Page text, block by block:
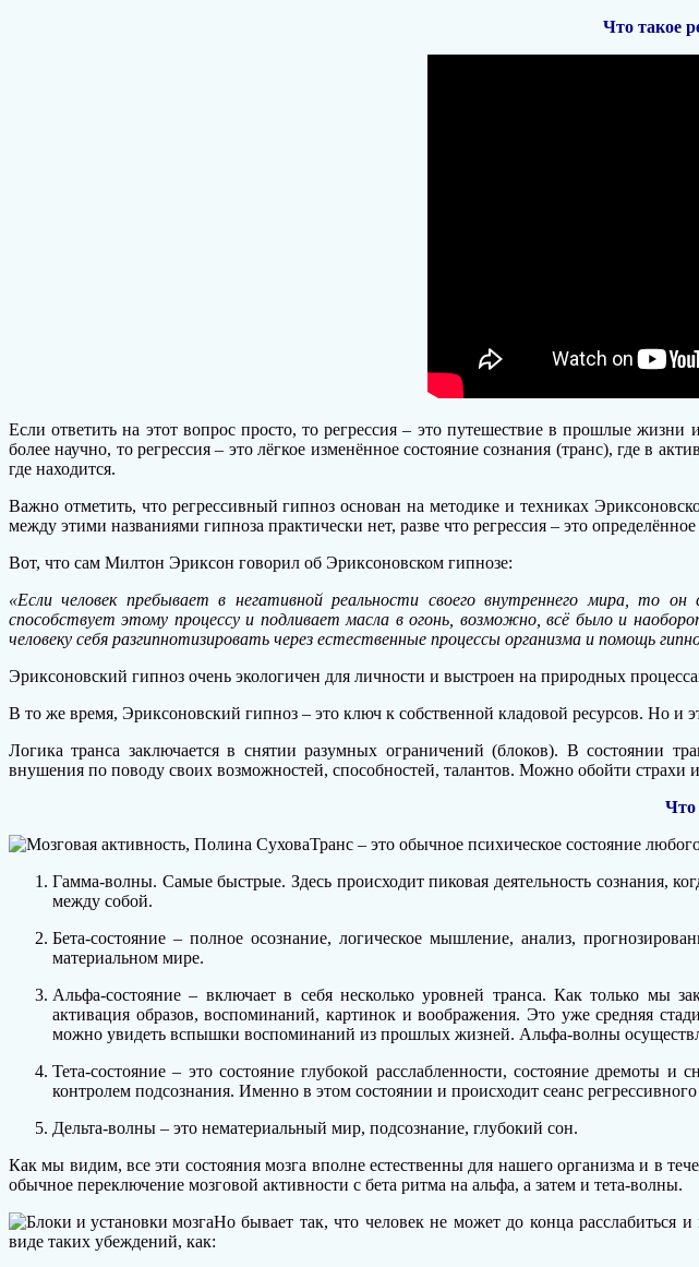
Что такое
Если ответить на этот вопрос просто, то регрессия – это путешествие в прошлые
более научно, то регрессия – это лёгкое изменённое состояние сознания (транс), где в
где находится.
Важно отметить, что регрессивный гипноз основан на методике и техниках
между этими названиями гипноза практически нет, разве что регрессия – это
Вот, что сам Милтон Эриксон говорил об Эриксоновском гипнозе:
«Если человек пребывает в негативной реальности своего внутреннего мира, то
способствует этому процессу и подливает масла в огонь, возможно, всё было и
человеку себя разгипнотизировать через естественные процессы организма и помощь
Эриксоновский гипноз очень экологичен для личности и выстроен на природных
В то же время, Эриксоновский гипноз – это ключ к собственной кладовой ресурсов. Но и
Логика транса заключается в снятии разумных ограничений (блоков). В состоянии
внушения по поводу своих возможностей, способностей, талантов. Можно обойти страхи
Что
Транс – это обычное психическое состояние
Гамма-волны. Самые быстрые. Здесь происходит пиковая деятельность сознания,
между собой.
Бета-состояние – полное осознание, логическое мышление, анализ,
материальном мире.
Альфа-состояние – включает в себя несколько уровней транса. Как только мы
активация образов, воспоминаний, картинок и воображения. Это уже средняя
можно увидеть вспышки воспоминаний из прошлых жизней. Альфа-волны
Тета-состояние – это состояние глубокой расслабленности, состояние дремоты
контролем подсознания. Именно в этом состоянии и происходит сеанс
Дельта-волны – это нематериальный мир, подсознание, глубокий сон.
Как мы видим, все эти состояния мозга вполне естественны для нашего организма и в
обычное переключение мозговой активности с бета ритма на альфа, а затем и тета-волны.
Но бывает так, что человек не может до конца расслабиться
виде таких убеждений, как: